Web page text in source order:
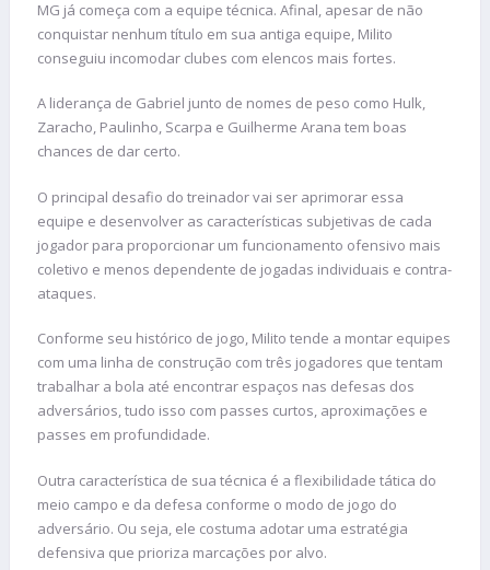
MG já começa com a equipe técnica. Afinal, apesar de não
conquistar nenhum título em sua antiga equipe, Milito
conseguiu incomodar clubes com elencos mais fortes.
A liderança de Gabriel junto de nomes de peso como Hulk,
Zaracho, Paulinho, Scarpa e Guilherme Arana tem boas
chances de dar certo.
O principal desafio do treinador vai ser aprimorar essa
equipe e desenvolver as características subjetivas de cada
jogador para proporcionar um funcionamento ofensivo mais
coletivo e menos dependente de jogadas individuais e contra-
ataques.
Conforme seu histórico de jogo, Milito tende a montar equipes
com uma linha de construção com três jogadores que tentam
trabalhar a bola até encontrar espaços nas defesas dos
adversários, tudo isso com passes curtos, aproximações e
passes em profundidade.
Outra característica de sua técnica é a flexibilidade tática do
meio campo e da defesa conforme o modo de jogo do
adversário. Ou seja, ele costuma adotar uma estratégia
defensiva que prioriza marcações por alvo.